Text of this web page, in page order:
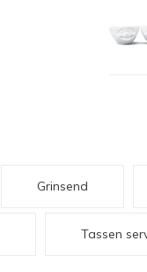
Grinsend
Tassen